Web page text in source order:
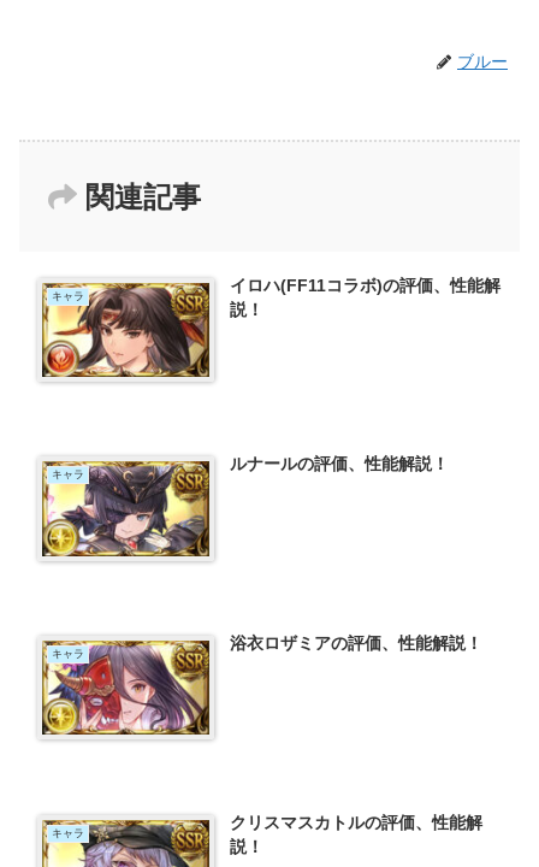
ブルー
関連記事
キャラ
イロハ(FF11コラボ)の評価、性能解
説！
キャラ
ルナールの評価、性能解説！
キャラ
浴衣ロザミアの評価、性能解説！
キャラ
クリスマスカトルの評価、性能解
説！